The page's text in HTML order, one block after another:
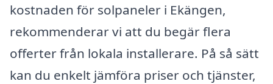
kostnaden för solpaneler i Ekängen,
rekommenderar vi att du begär flera
offerter från lokala installerare. På så sätt
kan du enkelt jämföra priser och tjänster,